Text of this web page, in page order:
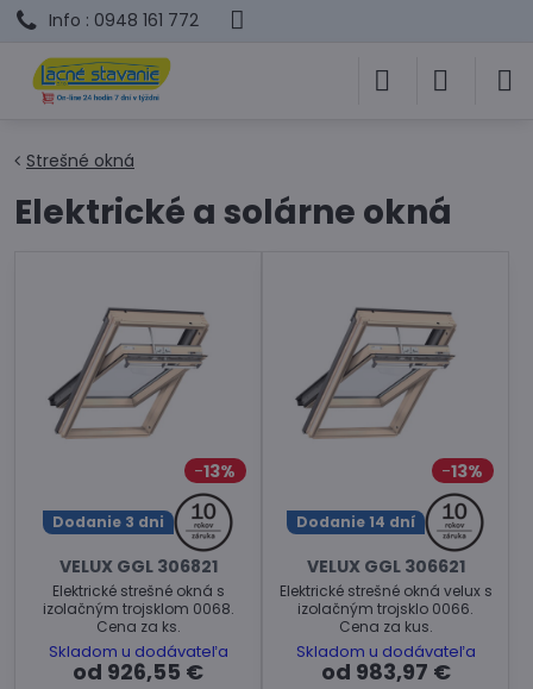
Info : 0948 161 772
Strešné okná
Elektrické a solárne okná
13%
Dodanie 3 dni
VELUX GGL 306821
Elektrické strešné okná s
izolačným trojsklom 0068.
Cena za ks.
Skladom u dodávateľa
od 926,55 €
13%
Dodanie 14 dní
VELUX GGL 306621
Elektrické strešné okná velux s
izolačným trojsklo 0066.
Cena za kus.
Skladom u dodávateľa
od 983,97 €